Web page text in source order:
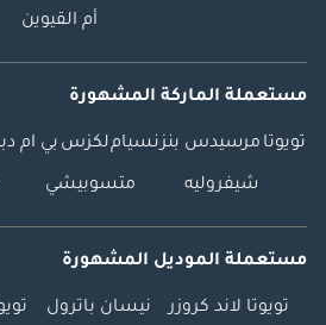
أم القيوين
مستعملة الماركة المشهورة
تويوتا مرسيدس بنزنسياملكزس بي ام
شيفروليه متسوبيشي
مستعملة الموديل المشهورة
تويوتا لاند كروزر نيسان باترول